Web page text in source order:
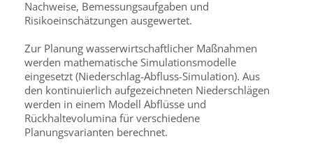
Nachweise, Bemessungsaufgaben und
Risikoeinschätzungen ausgewertet.
Zur Planung wasserwirtschaftlicher Maßnahmen
werden mathematische Simulationsmodelle
eingesetzt (Niederschlag-Abfluss-Simulation). Aus
den kontinuierlich aufgezeichneten Niederschlägen
werden in einem Modell Abflüsse und
Rückhaltevolumina für verschiedene
Planungsvarianten berechnet.